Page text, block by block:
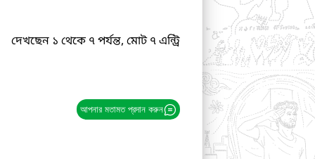
দেখছেন ১ থেকে ৭ পর্যন্ত, মোট ৭ এন্ট্রি
আপনার মতামত প্রদান করুন